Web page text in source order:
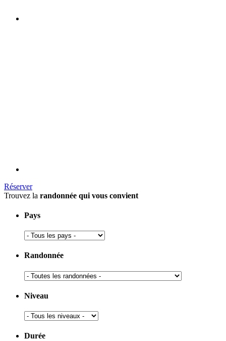
Réserver
Trouvez la randonnée qui vous convient
Pays
Randonnée
Niveau
Durée